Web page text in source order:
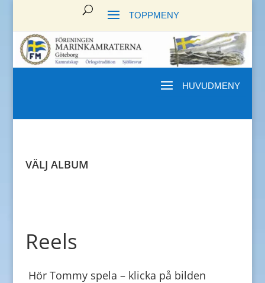
VÄLJ ALBUM
Reels
Hör Tommy spela – klicka på bilden